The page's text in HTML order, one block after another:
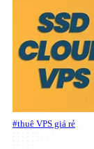
#thuê VPS giá rẻ